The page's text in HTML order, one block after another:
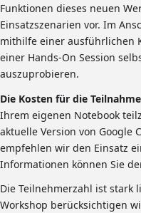
Funktionen dieses neuen
Einsatzszenarien vor. Im
mithilfe einer ausführlichen
einer Hands-On Session
auszuprobieren.
Die Kosten für die
Ihrem eigenen Notebook
aktuelle Version von Google
empfehlen wir den Einsatz
Informationen können Sie
Die Teilnehmerzahl ist stark
Workshop berücksichtigen